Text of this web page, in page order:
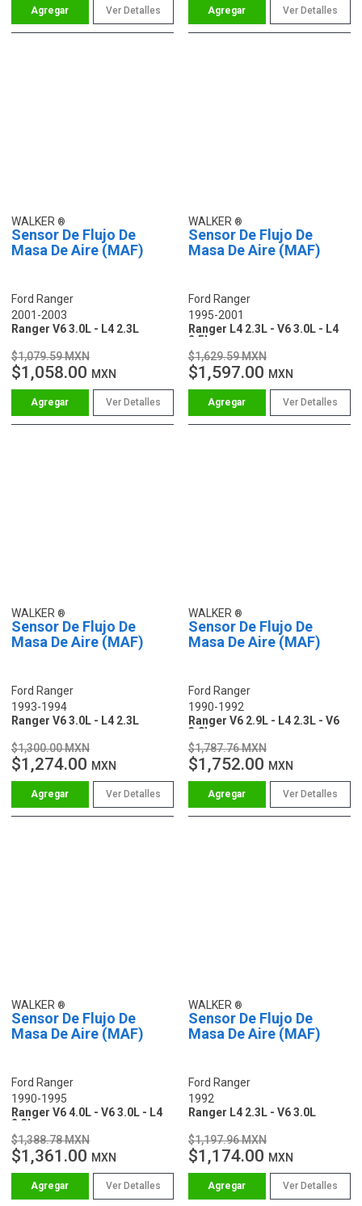
Ver Detalles Ver Detalles
WALKER
Sensor De Flujo De
Masa De Aire (MAF)
Ford Ranger
2001-2003
Ranger V6 3.0L - L4 2.3L
$1,079.59 MXN
$1,058.00 MXN
Ver Detalles
WALKER
Sensor De Flujo De
Masa De Aire (MAF)
Ford Ranger
1995-2001
Ranger L4 2.3L - V6 3.0L - L4
2.5L
$1,629.59 MXN
$1,597.00 MXN
Ver Detalles
WALKER
Sensor De Flujo De
Masa De Aire (MAF)
Ford Ranger
1993-1994
Ranger V6 3.0L - L4 2.3L
$1,300.00 MXN
$1,274.00 MXN
Ver Detalles
WALKER
Sensor De Flujo De
Masa De Aire (MAF)
Ford Ranger
1990-1992
Ranger V6 2.9L - L4 2.3L - V6
3.0L
$1,787.76 MXN
$1,752.00 MXN
Ver Detalles
WALKER
Sensor De Flujo De
Masa De Aire (MAF)
Ford Ranger
1990-1995
Ranger V6 4.0L - V6 3.0L - L4
2.3L
$1,388.78 MXN
$1,361.00 MXN
Ver Detalles
WALKER
Sensor De Flujo De
Masa De Aire (MAF)
Ford Ranger
1992
Ranger L4 2.3L - V6 3.0L
$1,197.96 MXN
$1,174.00 MXN
Ver Detalles